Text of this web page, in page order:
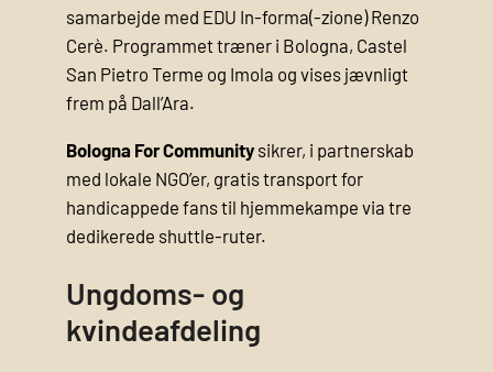
samarbejde med EDU In-forma(-zione) Renzo
Cerè. Programmet træner i Bologna, Castel
San Pietro Terme og Imola og vises jævnligt
frem på Dall’Ara.
Bologna For Communitysikrer, i partnerskab
med lokale NGO’er, gratis transport for
handicappede fans til hjemmekampe via tre
dedikerede shuttle-ruter.
Ungdoms- og
kvindeafdeling